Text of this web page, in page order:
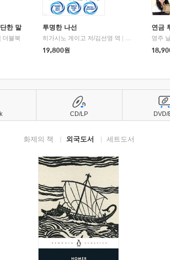
한 말
더블북
투명한 나선
히가시노 게이고 저/김선영 역
북다
19,800원
연금
영주
화제의 책 외국도서 세트도서
CD/LP DVD/